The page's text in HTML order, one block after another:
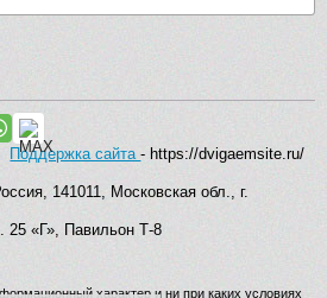
Поддержка сайта- https://dvigaemsite.ru/
141011, Московская обл., г.
25 «Г», Павильон Т-8
характер и ни при каких условиях